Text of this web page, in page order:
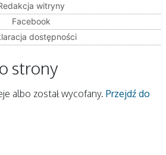
witryny
Facebook
dostępności
strony
albo został wycofany. Przejdź do